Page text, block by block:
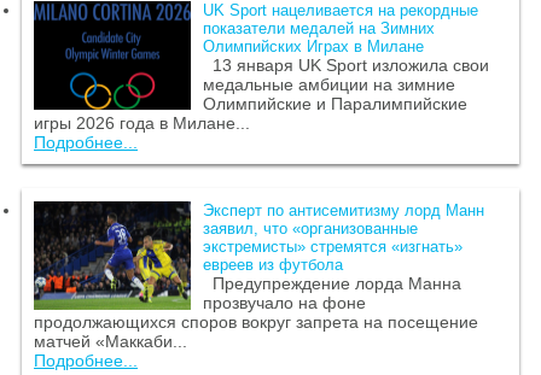
UK Sport нацеливается на рекордные
показатели медалей на Зимних
Олимпийских Играх в Милане
13 января UK Sport изложила свои
медальные амбиции на зимние
Олимпийские и Паралимпийские
игры 2026 года в Милане...
Подробнее...
Эксперт по антисемитизму лорд Манн
заявил, что «организованные
экстремисты» стремятся «изгнать»
евреев из футбола
Предупреждение лорда Манна
прозвучало на фоне
продолжающихся споров вокруг запрета на посещение
матчей «Маккаби...
Подробнее...